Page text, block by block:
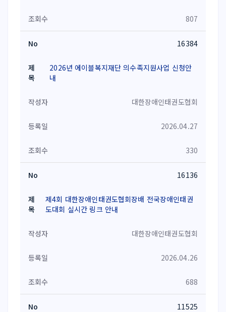
807
16384
2026년 에이블복지재단 의수족지원사업 신청안
내
대한장애인태권도협회
2026.04.27
330
16136
제4회 대한장애인태권도협회장배 전국장애인태권
도대회 실시간 링크 안내
대한장애인태권도협회
2026.04.26
688
11525